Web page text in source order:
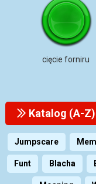
cięcie forniru
Katalog (A-Z)
Jumpscare
Funt Blacha